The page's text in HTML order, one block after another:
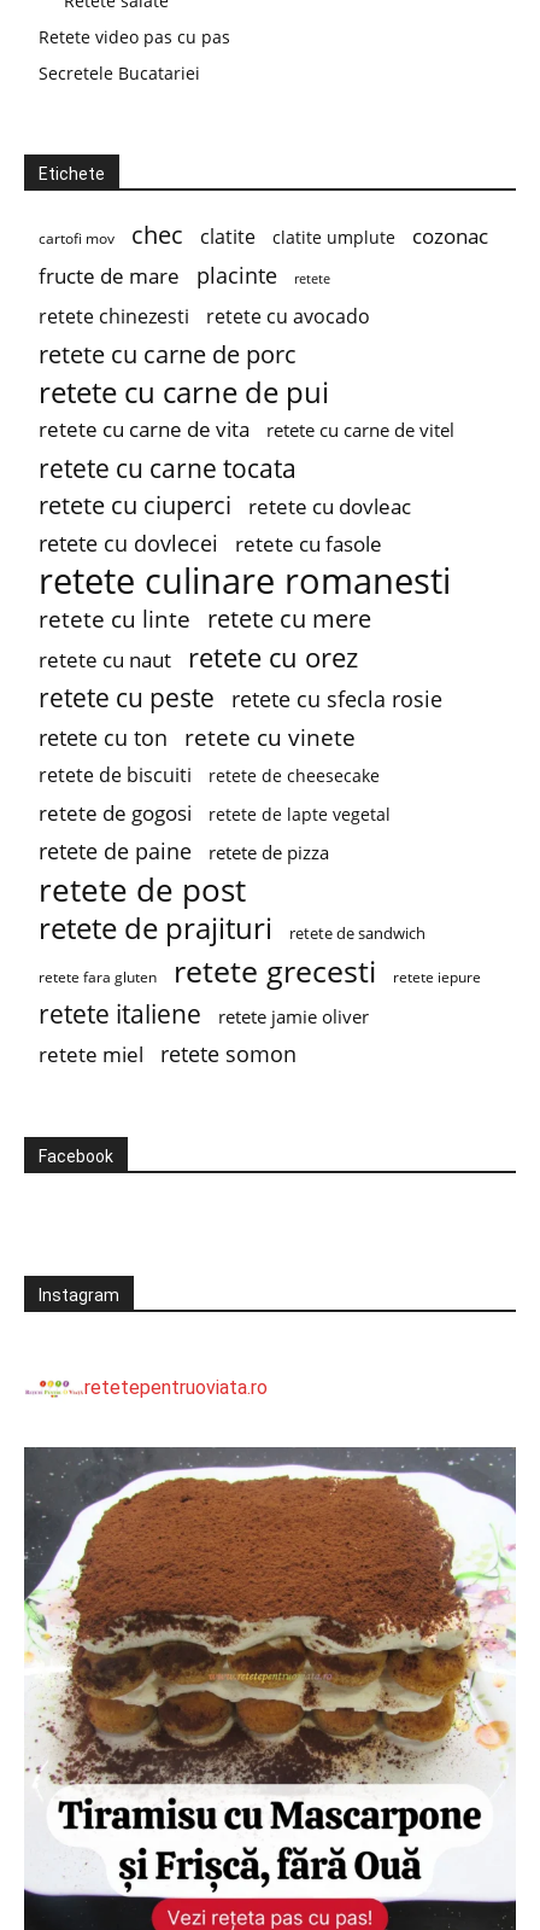
Retete video pas cu pas
Secretele Bucatariei
Etichete
cartofi mov chec clatite clatite umplute
cozonac
fructe de mare
placinte retete
retete chinezesti retete cu avocado
retete cu carne de porc
retete cu carne de pui
retete cu carne de vita retete cu carne de vitel
retete cu carne tocata
retete cu ciuperci retete cu dovleac
retete cu dovlecei retete cu fasole
retete culinare romanesti
retete cu linte retete cu mere
retete cu naut
retete cu orez
retete cu peste
retete cu sfecla rosie
retete cu ton
retete cu vinete
retete de biscuiti retete de cheesecake
retete de gogosi retete de lapte vegetal
retete de paine retete de pizza
retete de post
retete de prajituri retete de sandwich
retete fara gluten retete grecesti retete iepure
retete italiene retete jamie oliver
retete miel retete somon
Facebook
Instagram
retetepentruoviata.ro